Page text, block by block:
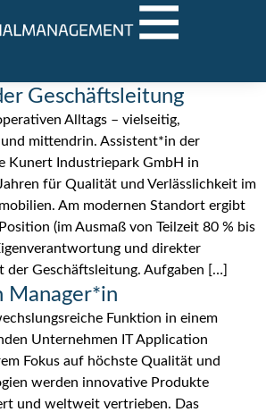
Geschäftsleitung
Alltags – vielseitig,
mittendrin. Assistent*in der
Kunert Industriepark GmbH in
für Qualität und Verlässlichkeit im
Am modernen Standort ergibt
(im Ausmaß von Teilzeit 80 % bis
und direkter
der Geschäftsleitung. Aufgaben […]
Manager*in
Funktion in einem
Unternehmen IT Application
Fokus auf höchste Qualität und
werden innovative Produkte
und weltweit vertrieben. Das